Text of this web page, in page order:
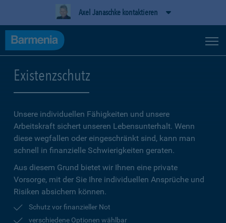
Axel Janaschke kontaktieren
Existenzschutz
Unsere individuellen Fähigkeiten und unsere
Arbeitskraft sichert unseren Lebensunterhalt. Wenn
diese wegfallen oder eingeschränkt sind, kann man
schnell in finanzielle Schwierigkeiten geraten.
Aus diesem Grund bietet wir Ihnen eine private
Vorsorge, mit der Sie Ihre individuellen Ansprüche und
Risiken absichern können.
Schutz vor finanzieller Not
verschiedene Optionen wählbar